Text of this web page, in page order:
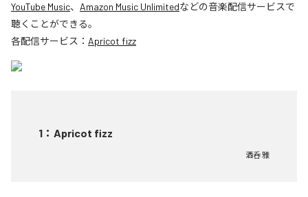
YouTube Music、 Amazon Music Unlimitedなどの音楽配信サービスで
聴くことができる。
各配信サービス： Apricot fizz
1 ： Apricot fizz
酒呑 雅